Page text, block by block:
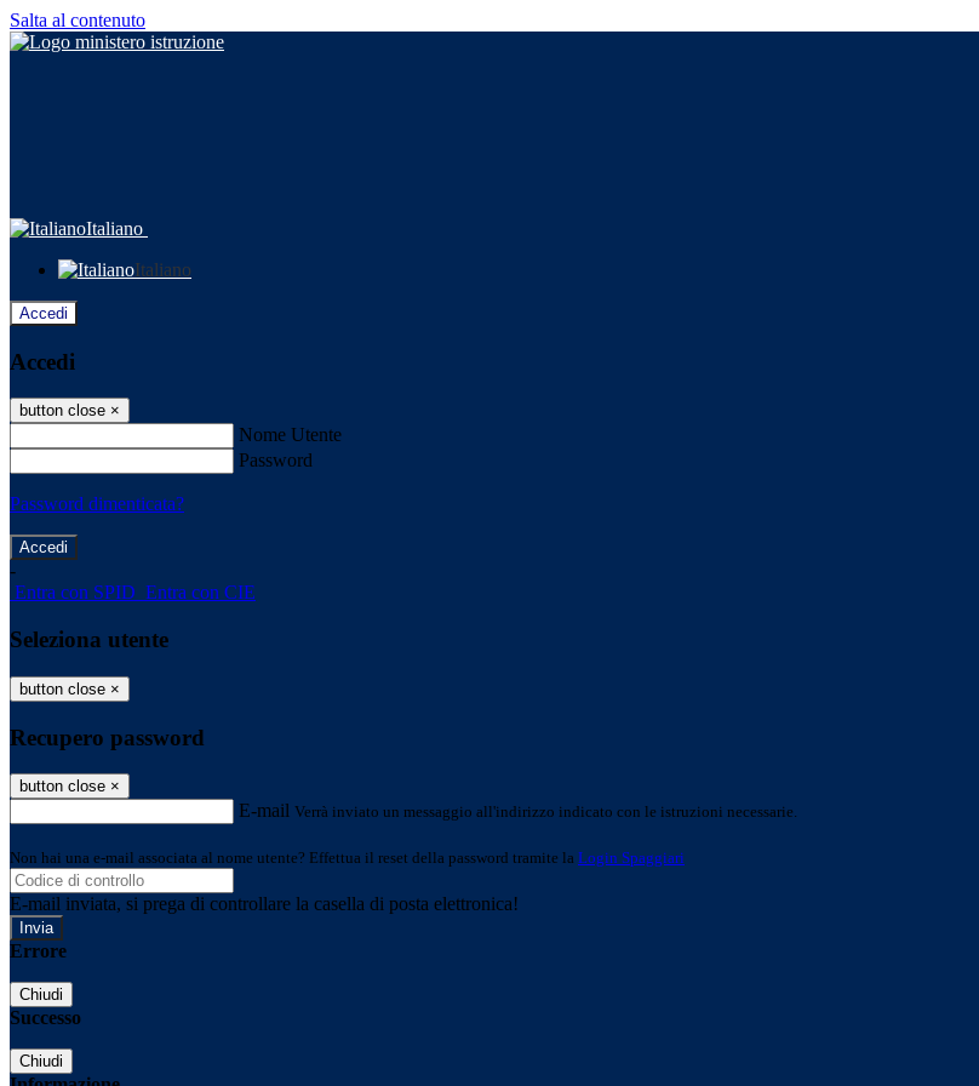
Salta al contenuto
Italiano
Italiano
Accedi
Accedi
button close ×
Nome Utente
Password
Password dimenticata?
-
Entra con SPID Entra con CIE
Seleziona utente
button close ×
Recupero password
button close ×
E-mail Verrà inviato un messaggio all'indirizzo indicato con le istruzioni necessarie.
Non hai una e-mail associata al nome utente? Effettua il reset della password tramite la Login Spaggiari
E-mail inviata, si prega di controllare la casella di posta elettronica!
Errore
Chiudi
Successo
Chiudi